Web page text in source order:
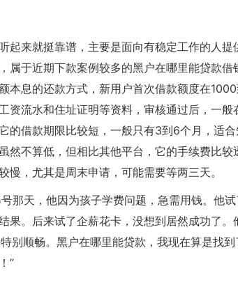
起来就挺靠谱，主要是面向有稳定工作的人
属于近期下款案例较多的黑户在哪里能贷款
本息的还款方式，新用户首次借款额度在
资流水和住址证明等资料，审核通过后，一
的借款期限比较短，一般只有3到6个月，适
然不算低，但相比其他平台，它的手续费比
慢，尤其是周末申请，可能需要等两三天。
那天，他因为孩子学费问题，急需用钱。他
果。后来试了企薪花卡，没想到居然成功了
别顺畅。黑户在哪里能贷款，我现在算是找
”